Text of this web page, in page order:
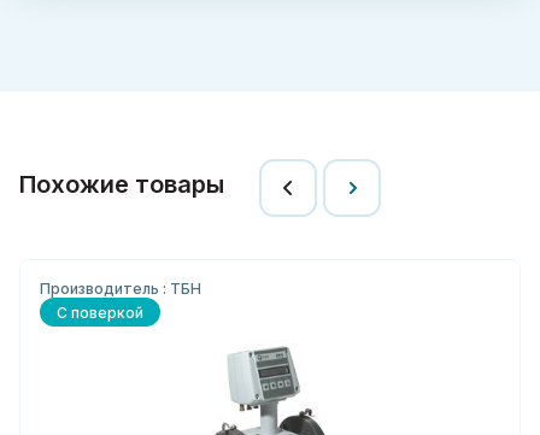
Похожие товары
Производитель : ТБН
С поверкой